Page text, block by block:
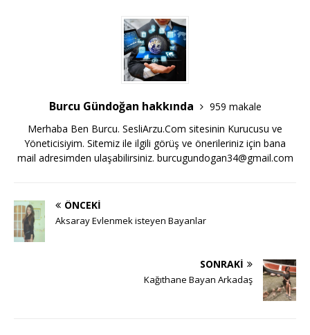
Burcu Gündoğan hakkında
959 makale
Merhaba Ben Burcu. SesliArzu.Com sitesinin Kurucusu ve
Yöneticisiyim. Sitemiz ile ilgili görüş ve önerileriniz için bana
mail adresimden ulaşabilirsiniz. burcugundogan34@gmail.com
ÖNCEKI
Aksaray Evlenmek isteyen Bayanlar
SONRAKI
Kağıthane Bayan Arkadaş